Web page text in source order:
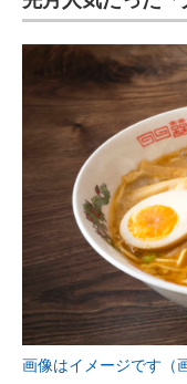
ちょっと気になるネ
画像はイメージです（